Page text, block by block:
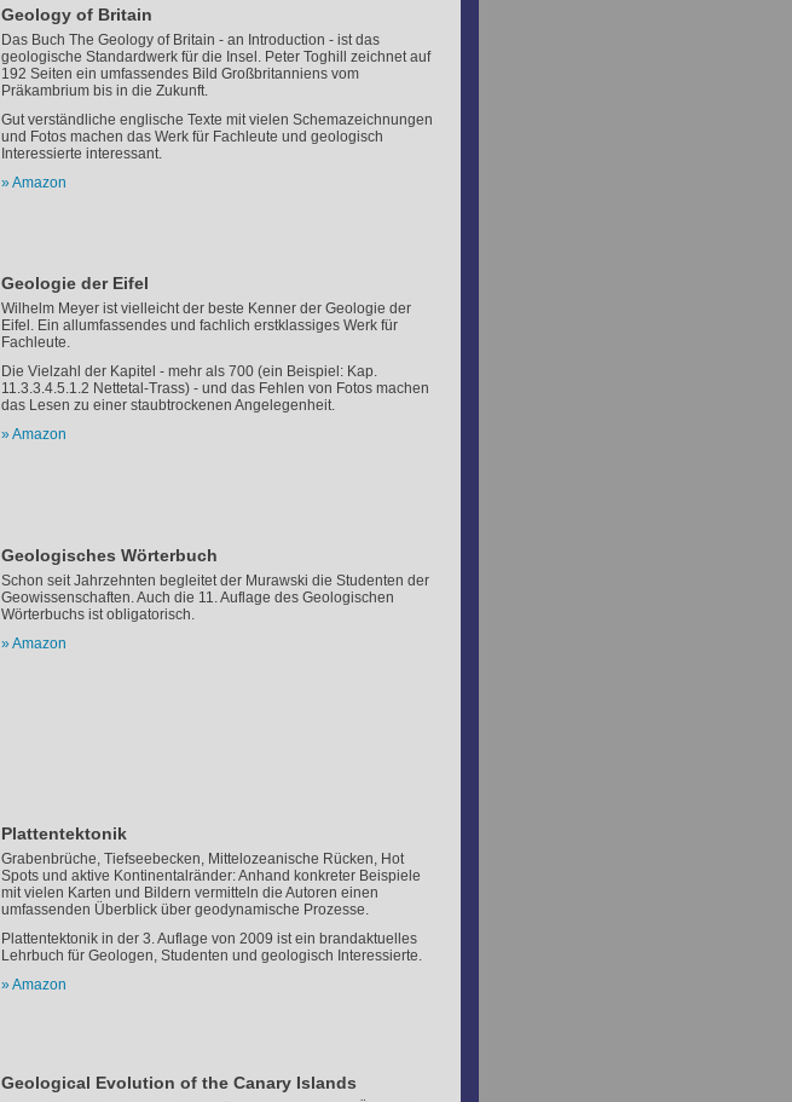
Geology of Britain
Das Buch The Geology of Britain - an Introduction - ist das
geologische Standardwerk für die Insel. Peter Toghill zeichnet auf
192 Seiten ein umfassendes Bild Großbritanniens vom
Präkambrium bis in die Zukunft.
Gut verständliche englische Texte mit vielen Schemazeichnungen
und Fotos machen das Werk für Fachleute und geologisch
Interessierte interessant.
Amazon
Geologie der Eifel
Wilhelm Meyer ist vielleicht der beste Kenner der Geologie der
Eifel. Ein allumfassendes und fachlich erstklassiges Werk für
Fachleute.
Die Vielzahl der Kapitel - mehr als 700 (ein Beispiel: Kap.
11.3.3.4.5.1.2 Nettetal-Trass) - und das Fehlen von Fotos machen
das Lesen zu einer staubtrockenen Angelegenheit.
Amazon
Geologisches Wörterbuch
Schon seit Jahrzehnten begleitet der Murawski die Studenten der
Geowissenschaften. Auch die 11. Auflage des Geologischen
Wörterbuchs ist obligatorisch.
Amazon
Plattentektonik
Grabenbrüche, Tiefseebecken, Mittelozeanische Rücken, Hot
Spots und aktive Kontinentalränder: Anhand konkreter Beispiele
mit vielen Karten und Bildern vermitteln die Autoren einen
umfassenden Überblick über geodynamische Prozesse.
Plattentektonik in der 3. Auflage von 2009 ist ein brandaktuelles
Lehrbuch für Geologen, Studenten und geologisch Interessierte.
Amazon
Geological Evolution of the Canary Islands